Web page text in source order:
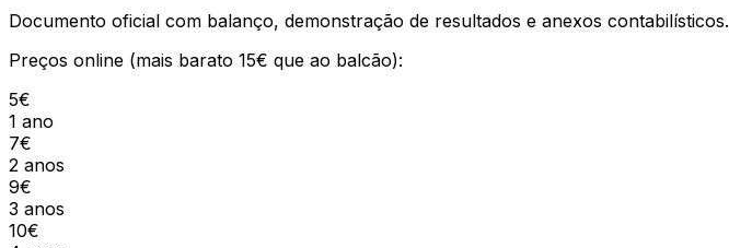
Documento oficial com balanço, demonstração de resultados e anexos contabilísticos.
Preços online (mais barato 15€ que ao balcão):
5€
1 ano
7€
2 anos
9€
3 anos
10€